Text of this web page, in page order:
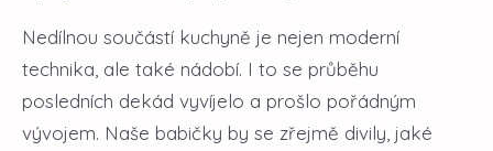
Nedílnou součástí kuchyně je nejen moderní
technika, ale také nádobí. I to se průběhu
posledních dekád vyvíjelo a prošlo pořádným
vývojem. Naše babičky by se zřejmě divily, jaké